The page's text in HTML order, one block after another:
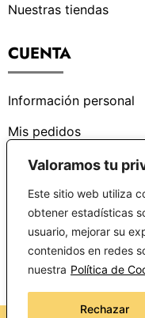
Valoramos tu
Este sitio web utiliza
obtener estadísticas
usuario, mejorar su
contenidos en redes
nuestra Política de
Rechazar
Nuestras tiendas
CUENTA
Información personal
Mis pedidos
¿PODEMOS
Centro de ayuda
Preguntas frecuentes